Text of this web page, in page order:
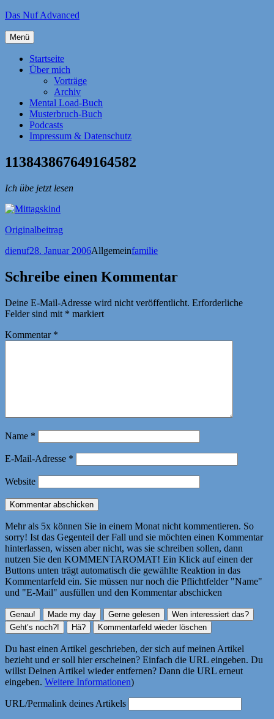
Zum
springen
Das Nuf Advanced
Menü
Startseite
Über mich
Vorträge
Archiv
Mental Load-Buch
Musterbruch-Buch
Podcasts
Impressum & Datenschutz
113843867649164582
Ich übe jetzt lesen
Originalbeitrag
Autor
dienufVeröffentlicht
28. Januar 2006Kategorien
AllgemeinSchlagwörter
familie
Schreibe einen Kommentar
Deine E-Mail-Adresse wird nicht veröffentlicht. Erforderliche
Felder sind mit * markiert
Kommentar *
Name *
E-Mail-Adresse *
Website
Mehr als 5x können Sie in einem Monat nicht kommentieren. So
sorry! Ist das Gegenteil der Fall und sie möchten einen Kommentar
hinterlassen, wissen aber nicht, was sie schreiben sollen, dann
nutzen Sie den KOMMENTAROMAT! Ein Klick auf einen der
Buttons unten trägt automatisch die gewählte Reaktion in das
Kommentarfeld ein. Sie müssen nur noch die Pflichtfelder "Name"
und "E-Mail" ausfüllen und den Kommentar abschicken
Du hast einen Artikel geschrieben, der sich auf meinen Artikel
bezieht und er soll hier erscheinen? Einfach die URL eingeben. Du
willst Deinen Artikel wieder entfernen? Dann die URL erneut
eingeben. Weitere Informationen)
URL/Permalink deines Artikels